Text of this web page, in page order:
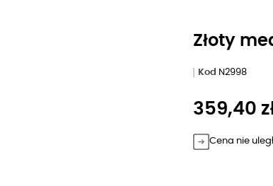
Złoty
Kod N2998
359,40
Cena nie